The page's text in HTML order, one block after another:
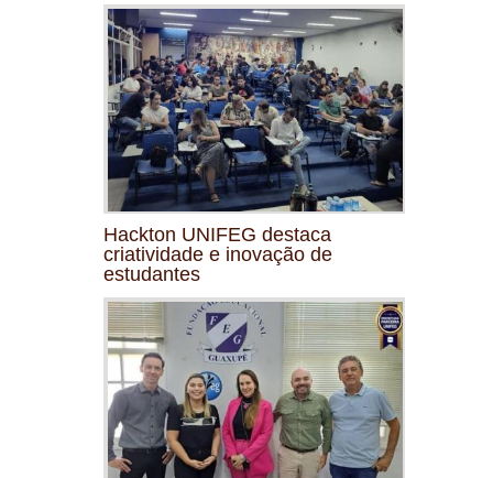
Hackton UNIFEG destaca
criatividade e inovação de
estudantes